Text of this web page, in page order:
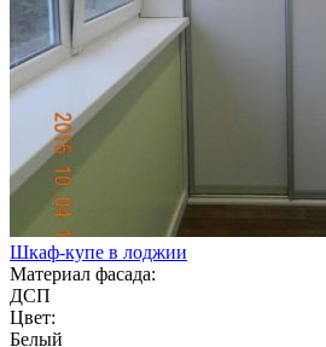
Шкаф-купе в лоджии
Материал фасада:
ДСП
Цвет:
Белый